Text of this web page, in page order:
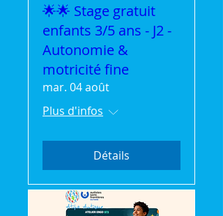
🌟🌟 Stage gratuit
enfants 3/5 ans - J2 -
Autonomie &
motricité fine
mar. 04 août
Plus d'infos
Détails